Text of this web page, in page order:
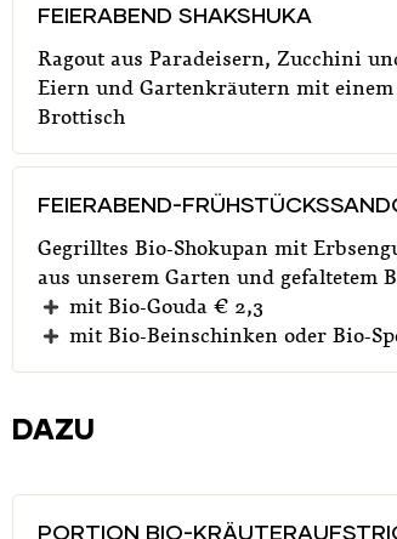
FEIERABEND SHAKSHUKA
Ragout aus Paradeisern, Zucchini
Eiern und Gartenkräutern mit einem
Brottisch
FEIERABEND-
Gegrilltes Bio-Shokupan mit
aus unserem Garten und gefaltetem
mit Bio-Gouda € 2,3
mit Bio-Beinschinken oder Bio-
DAZU
PORTION BIO-